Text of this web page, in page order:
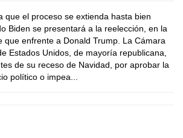
que el proceso se extienda hasta bien
Biden se presentará a la reelección, en la
que enfrente a Donald Trump. La Cámara
Estados Unidos, de mayoría republicana,
de su receso de Navidad, por aprobar la
político o impea...